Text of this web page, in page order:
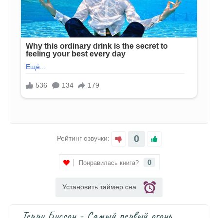
Рейтинг озвучки: 0
Понравилась книга? 0
Установить таймер сна